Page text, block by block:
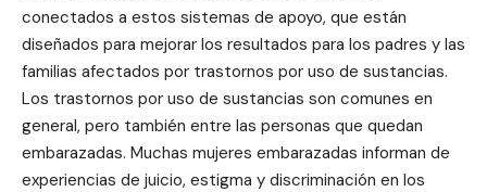
conectados a estos sistemas de apoyo, que están
diseñados para mejorar los resultados para los padres y las
familias afectados por trastornos por uso de sustancias.
Los trastornos por uso de sustancias son comunes en
general, pero también entre las personas que quedan
embarazadas. Muchas mujeres embarazadas informan de
experiencias de juicio, estigma y discriminación en los